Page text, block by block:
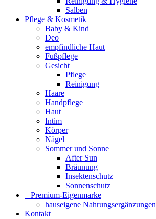
Salben
Pflege & Kosmetik
Baby & Kind
Deo
empfindliche Haut
Fußpflege
Gesicht
Pflege
Reinigung
Haare
Handpflege
Haut
Intim
Körper
Nägel
Sommer und Sonne
After Sun
Bräunung
Insektenschutz
Sonnenschutz
⠀​Premium-Eigenmarke
hauseigene Nahrungsergänzungen
Kontakt